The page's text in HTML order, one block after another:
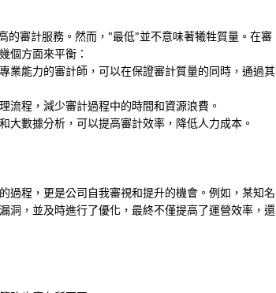
的審計服務。然而，"最低"並不意味著犧牲質量。在審
個方面來平衡：
業能力的審計師，可以在保證審計質量的同時，通過其
流程，減少審計過程中的時間和資源浪費。
大數據分析，可以提高審計效率，降低人力成本。
過程，更是公司自我審視和提升的機會。例如，某知名
洞，並及時進行了優化，最終不僅提高了運營效率，還